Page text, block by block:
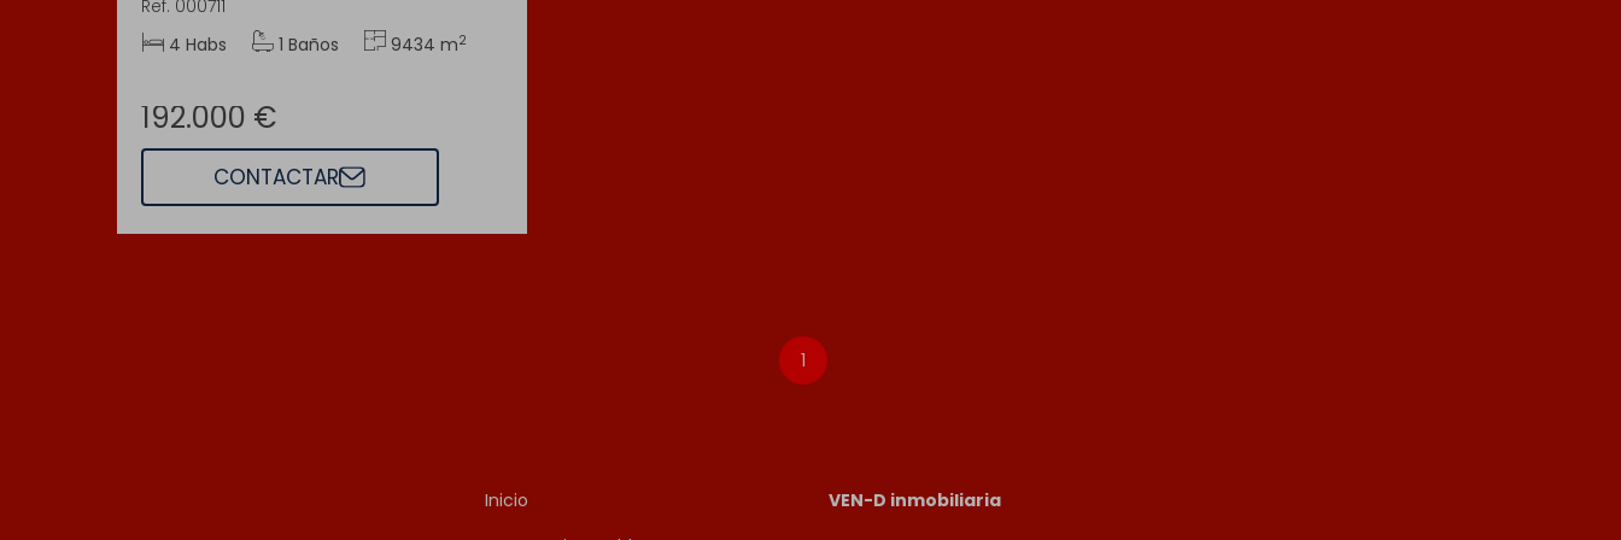
Ref. 000711
4 Habs
1 Baños 9434 m2
192.000 €
CONTACTAR
1
Inicio
VEN-D inmobiliaria